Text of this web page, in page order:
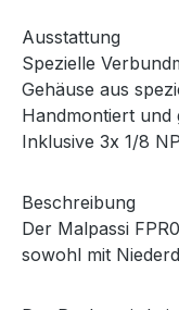
Ausstattung
Spezielle
Gehäuse aus
Handmontiert und
Inklusive 3x 1/8
Beschreibung
Der Malpassi
sowohl mit